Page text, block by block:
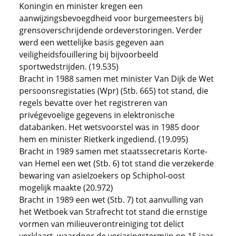
Koningin en minister kregen een
aanwijzingsbevoegdheid voor burgemeesters bij
grensoverschrijdende ordeverstoringen. Verder
werd een wettelijke basis gegeven aan
veiligheidsfouillering bij bijvoorbeeld
sportwedstrijden. (19.535)
Bracht in 1988 samen met minister Van Dijk de Wet
persoonsregistaties (Wpr) (Stb. 665) tot stand, die
regels bevatte over het registreren van
privégevoelige gegevens in elektronische
databanken. Het wetsvoorstel was in 1985 door
hem en minister Rietkerk ingediend. (19.095)
Bracht in 1989 samen met staatssecretaris Korte-
van Hemel een wet (Stb. 6) tot stand die verzekerde
bewaring van asielzoekers op Schiphol-oost
mogelijk maakte (20.972)
Bracht in 1989 een wet (Stb. 7) tot aanvulling van
het Wetboek van Strafrecht tot stand die ernstige
vormen van milieuverontreiniging tot delict